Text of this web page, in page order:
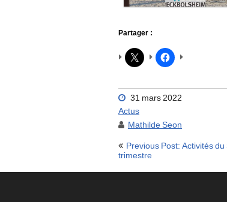
Partager :
31 mars 2022
Actus
Mathilde Seon
Navigation
de
l’article
Previous Post: Activités du
trimestre